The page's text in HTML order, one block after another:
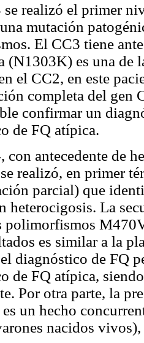
realizó el primer
mutación
El CC3 tiene
(N1303K) es una de
el CC2, en este
completa del gen
confirmar un
de FQ atípica.
con antecedente de
realizó, en primer
parcial) que
heterocigosis. La
polimorfismos
es similar a la
diagnóstico de FQ
de FQ atípica,
Por otra parte, la
un hecho
nacidos